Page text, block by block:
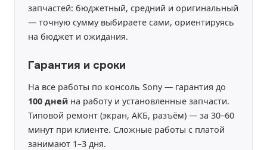
запчастей: бюджетный, средний и оригинальный
— точную сумму выбираете сами, ориентируясь
на бюджет и ожидания.
Гарантия и сроки
На все работы по консоль Sony — гарантия до
100 дней на работу и установленные запчасти.
Типовой ремонт (экран, АКБ, разъём) — за 30–60
минут при клиенте. Сложные работы с платой
занимают 1–3 дня.